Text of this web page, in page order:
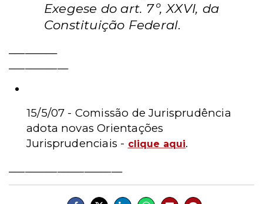
Exegese do art. 7º, XXVI, da
Constituição Federal.
15/5/07 - Comissão de Jurisprudência
adota novas Orientações
Jurisprudenciais - clique aqui.